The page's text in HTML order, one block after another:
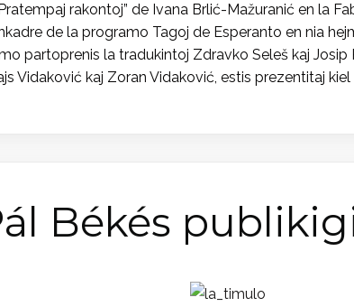
rakontoj” de Ivana Brlić-Mažuranić en la
de la programo Tagoj de Esperanto en nia
partoprenis la tradukintoj Zdravko Seleš kaj Josip
Vidaković kaj Zoran Vidaković, estis prezentitaj
Békés